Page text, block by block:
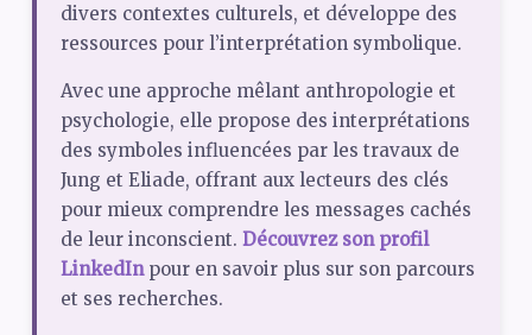
divers contextes culturels, et développe des
ressources pour l’interprétation symbolique.
Avec une approche mêlant anthropologie et
psychologie, elle propose des interprétations
des symboles influencées par les travaux de
Jung et Eliade, offrant aux lecteurs des clés
pour mieux comprendre les messages cachés
de leur inconscient. Découvrez son profil
LinkedInpour en savoir plus sur son parcours
et ses recherches.